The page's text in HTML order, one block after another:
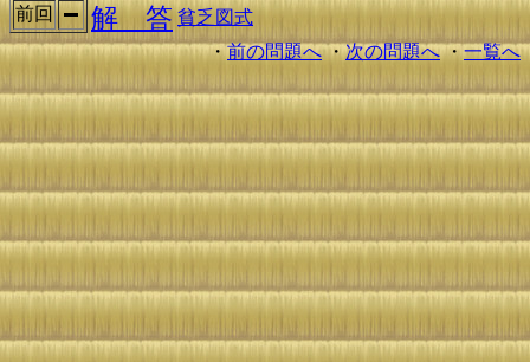
前回 解 答 貧乏図式
・前の問題へ・次の問題へ・一覧へ